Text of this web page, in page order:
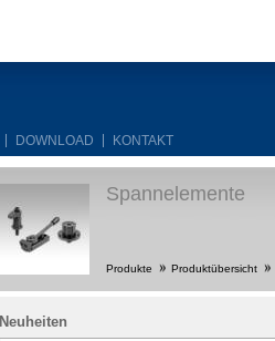
DOWNLOAD KONTAKT
Spannelemente
Produkte Produktübersicht
Neuheiten